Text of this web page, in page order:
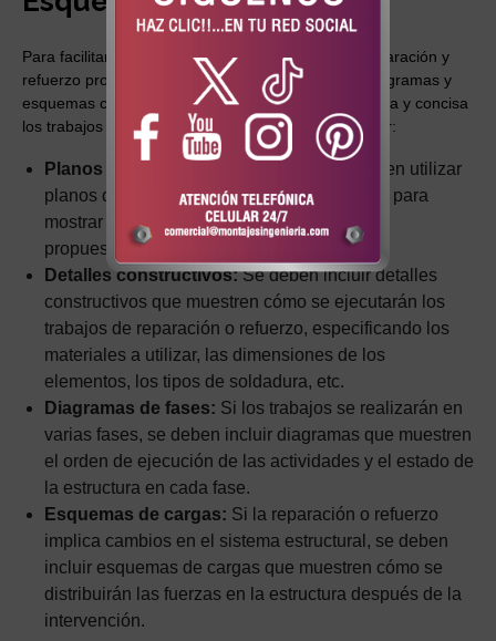
Para facilitar la comprensión de las opciones de reparación y
refuerzo propuestas, es fundamental desarrollar diagramas y
esquemas conceptuales que ilustren de manera clara y concisa
los trabajos a realizar. Estos diagramas deben incluir:
Planos de la estructura existente:
Se deben utilizar
planos de la estructura existente como base para
mostrar las áreas dañadas y las soluciones
propuestas.
Detalles constructivos:Se deben incluir detalles
constructivos que muestren cómo se ejecutarán los
trabajos de reparación o refuerzo, especificando los
materiales a utilizar, las dimensiones de los
elementos, los tipos de soldadura, etc.
Diagramas de fases: Si los trabajos se realizarán en
varias fases, se deben incluir diagramas que muestren
el orden de ejecución de las actividades y el estado de
la estructura en cada fase.
Esquemas de cargas: Si la reparación o refuerzo
implica cambios en el sistema estructural, se deben
incluir esquemas de cargas que muestren cómo se
distribuirán las fuerzas en la estructura después de la
intervención.